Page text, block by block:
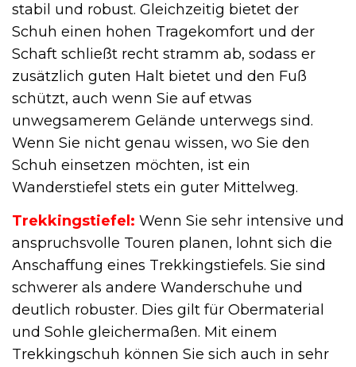
stabil und robust. Gleichzeitig bietet der
Schuh einen hohen Tragekomfort und der
Schaft schließt recht stramm ab, sodass er
zusätzlich guten Halt bietet und den Fuß
schützt, auch wenn Sie auf etwas
unwegsamerem Gelände unterwegs sind.
Wenn Sie nicht genau wissen, wo Sie den
Schuh einsetzen möchten, ist ein
Wanderstiefel stets ein guter Mittelweg.
Trekkingstiefel: Wenn Sie sehr intensive und
anspruchsvolle Touren planen, lohnt sich die
Anschaffung eines Trekkingstiefels. Sie sind
schwerer als andere Wanderschuhe und
deutlich robuster. Dies gilt für Obermaterial
und Sohle gleichermaßen. Mit einem
Trekkingschuh können Sie sich auch in sehr